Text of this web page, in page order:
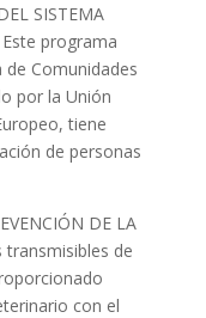
SISTEMA
Este programa
Comunidades
por la Unión
tiene
de personas
DE LA
transmisibles de
con el